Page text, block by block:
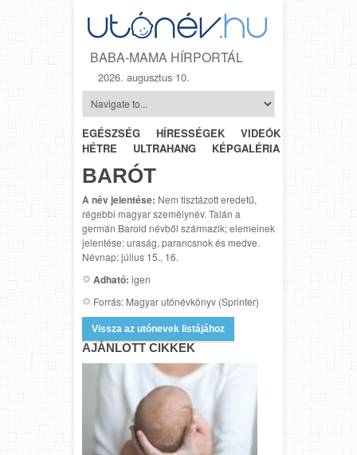
BABA-MAMA HÍRPORTÁL
2026. augusztus 10.
EGÉSZSÉG HÍRESSÉGEK VIDEÓK
HÉTRŐL-
HÉTRE
ULTRAHANG KÉPGALÉRIA
BARÓT
A név jelentése: Nem tisztázott eredetű,
régebbi magyar személynév. Talán a
germán Barold névből származik; elemeinek
jelentése: uraság, parancsnok és medve.
Névnap: július 15., 16.
Adható: igen
Forrás: Magyar utónévkönyv (Sprinter)
Vissza az utónevek listájához
AJÁNLOTT CIKKEK